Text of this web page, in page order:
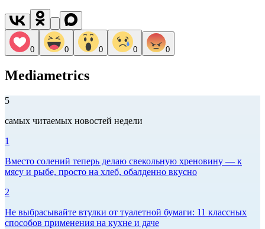
0 0 0 0 0
Mediametrics
5
самых читаемых новостей недели
1
Вместо солений теперь делаю свекольную хреновину — к
мясу и рыбе, просто на хлеб, обалденно вкусно
2
Не выбрасывайте втулки от туалетной бумаги: 11 классных
способов применения на кухне и даче